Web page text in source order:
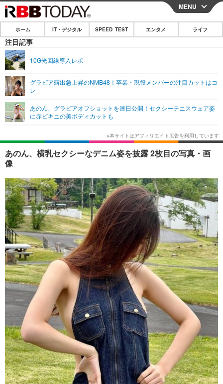
CLOSE
ホーム
IT・デジタル
ショッピング その他
SPEED TEST
エンタメ
エンタメTOP
韓国・芸能
音楽 スポーツ
ショッピング その他
ライフ
ライフTOP グルメ
ペット ショッピング
その他
リリース一覧
プッシュ通知の停止方法
MENU
ホーム IT・デジタル SPEED TEST エンタメ ライフ
注目記事
10G光回線導入レポ
グラビア露出急上昇のNMB48！卒業・現役メンバーの注目カットはコ
レ
あのん、グラビアオフショットを連日公開！セクシーテニスウェア姿
に赤ビキニの美ボディカットも
あのん、横乳セクシーなデニム姿を披露 2枚目の写真・画
像